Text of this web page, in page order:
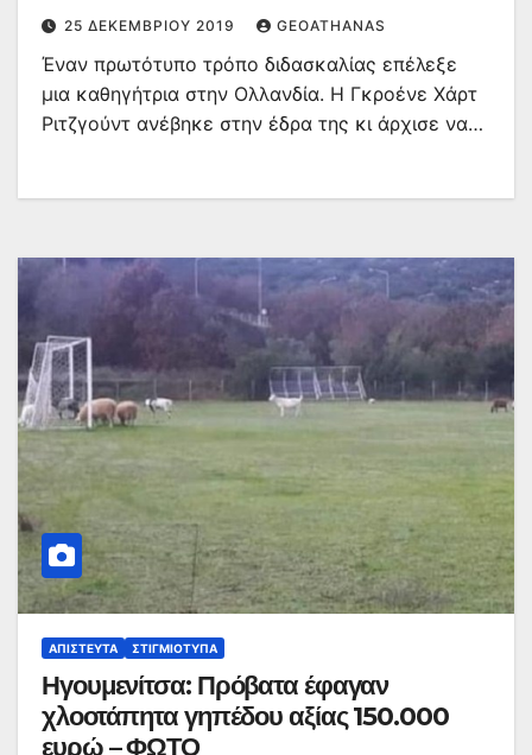
25 ΔΕΚΕΜΒΡΊΟΥ 2019 GEOATHANAS
Έναν πρωτότυπο τρόπο διδασκαλίας επέλεξε
μια καθηγήτρια στην Ολλανδία. Η Γκροένε Χάρτ
Ριτζγούντ ανέβηκε στην έδρα της κι άρχισε να…
ΑΠΊΣΤΕΥΤΑ ΣΤΙΓΜΙΌΤΥΠΑ
Ηγουμενίτσα: Πρόβατα έφαγαν
χλοοτάπητα γηπέδου αξίας 150.000
ευρώ – ΦΩΤΟ